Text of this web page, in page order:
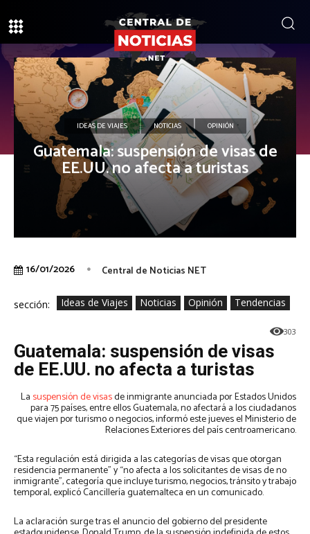
IDEAS DE VIAJES NOTICIAS OPINIÓN
Guatemala: suspensión de visas de
EE.UU. no afecta a turistas
16/01/2026 Central de Noticias NET
sección: Ideas de Viajes Noticias Opinión Tendencias
303
Guatemala: suspensión de visas
de EE.UU. no afecta a turistas
La suspensión de visasde inmigrante anunciada por Estados Unidos
para 75 países, entre ellos Guatemala, no afectará a los ciudadanos
que viajen por turismo o negocios, informó este jueves el Ministerio de
Relaciones Exteriores del país centroamericano.
“Esta regulación está dirigida a las categorías de visas que otorgan
residencia permanente” y “no afecta a los solicitantes de visas de no
inmigrante”, categoría que incluye turismo, negocios, tránsito y trabajo
temporal, explicó Cancillería guatemalteca en un comunicado.
La aclaración surge tras el anuncio del gobierno del presidente